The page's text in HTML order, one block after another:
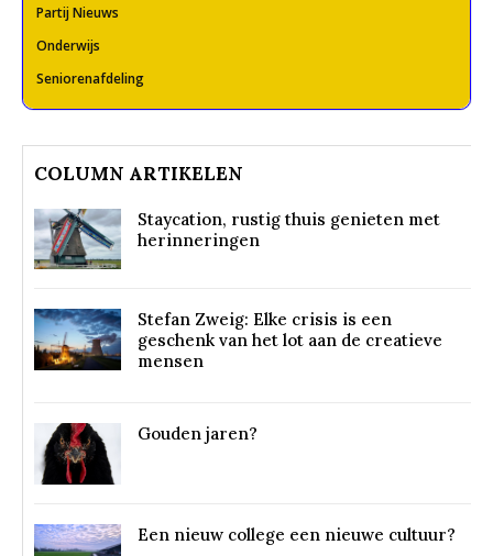
Partij Nieuws
Onderwijs
Seniorenafdeling
COLUMN ARTIKELEN
Staycation, rustig thuis genieten met
herinneringen
Stefan Zweig: Elke crisis is een
geschenk van het lot aan de creatieve
mensen
Gouden jaren?
Een nieuw college een nieuwe cultuur?